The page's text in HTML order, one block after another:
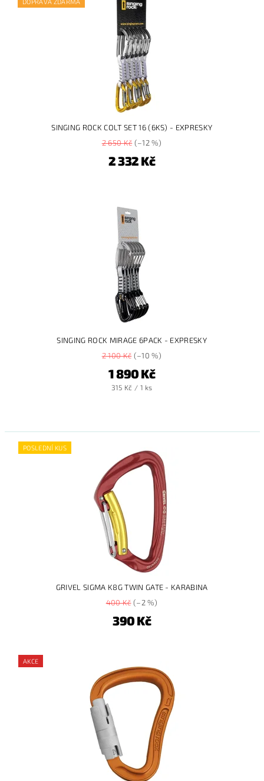
SINGING ROCK COLT SET 16 (6KS) - EXPRESKY
2 650 Kč(–12 %)
2 332 Kč
SINGING ROCK MIRAGE 6PACK - EXPRESKY
2 100 Kč(–10 %)
1 890 Kč
315 Kč / 1 ks
POSLEDNÍ KUS
GRIVEL SIGMA K8G TWIN GATE - KARABINA
400 Kč(–2 %)
390 Kč
AKCE